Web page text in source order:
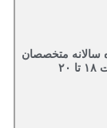
سالانه متخصصان
علوم اطلاعات، روز دوشنبه ۱۸ خرداد ۱۴۰۵، ساعت ۱۸ تا ۲۰